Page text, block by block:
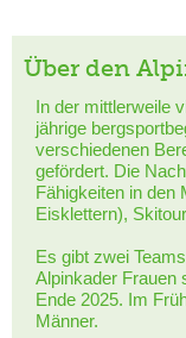
Über den
In der mittlerweile
jährige
verschiedenen
gefördert. Die
Fähigkeiten in den
Eisklettern),
Es gibt zwei
Alpinkader Frauen
Ende 2025. Im
Männer.